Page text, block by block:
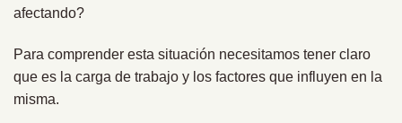
afectando?
Para comprender esta situación necesitamos tener claro
que es la carga de trabajo y los factores que influyen en la
misma.